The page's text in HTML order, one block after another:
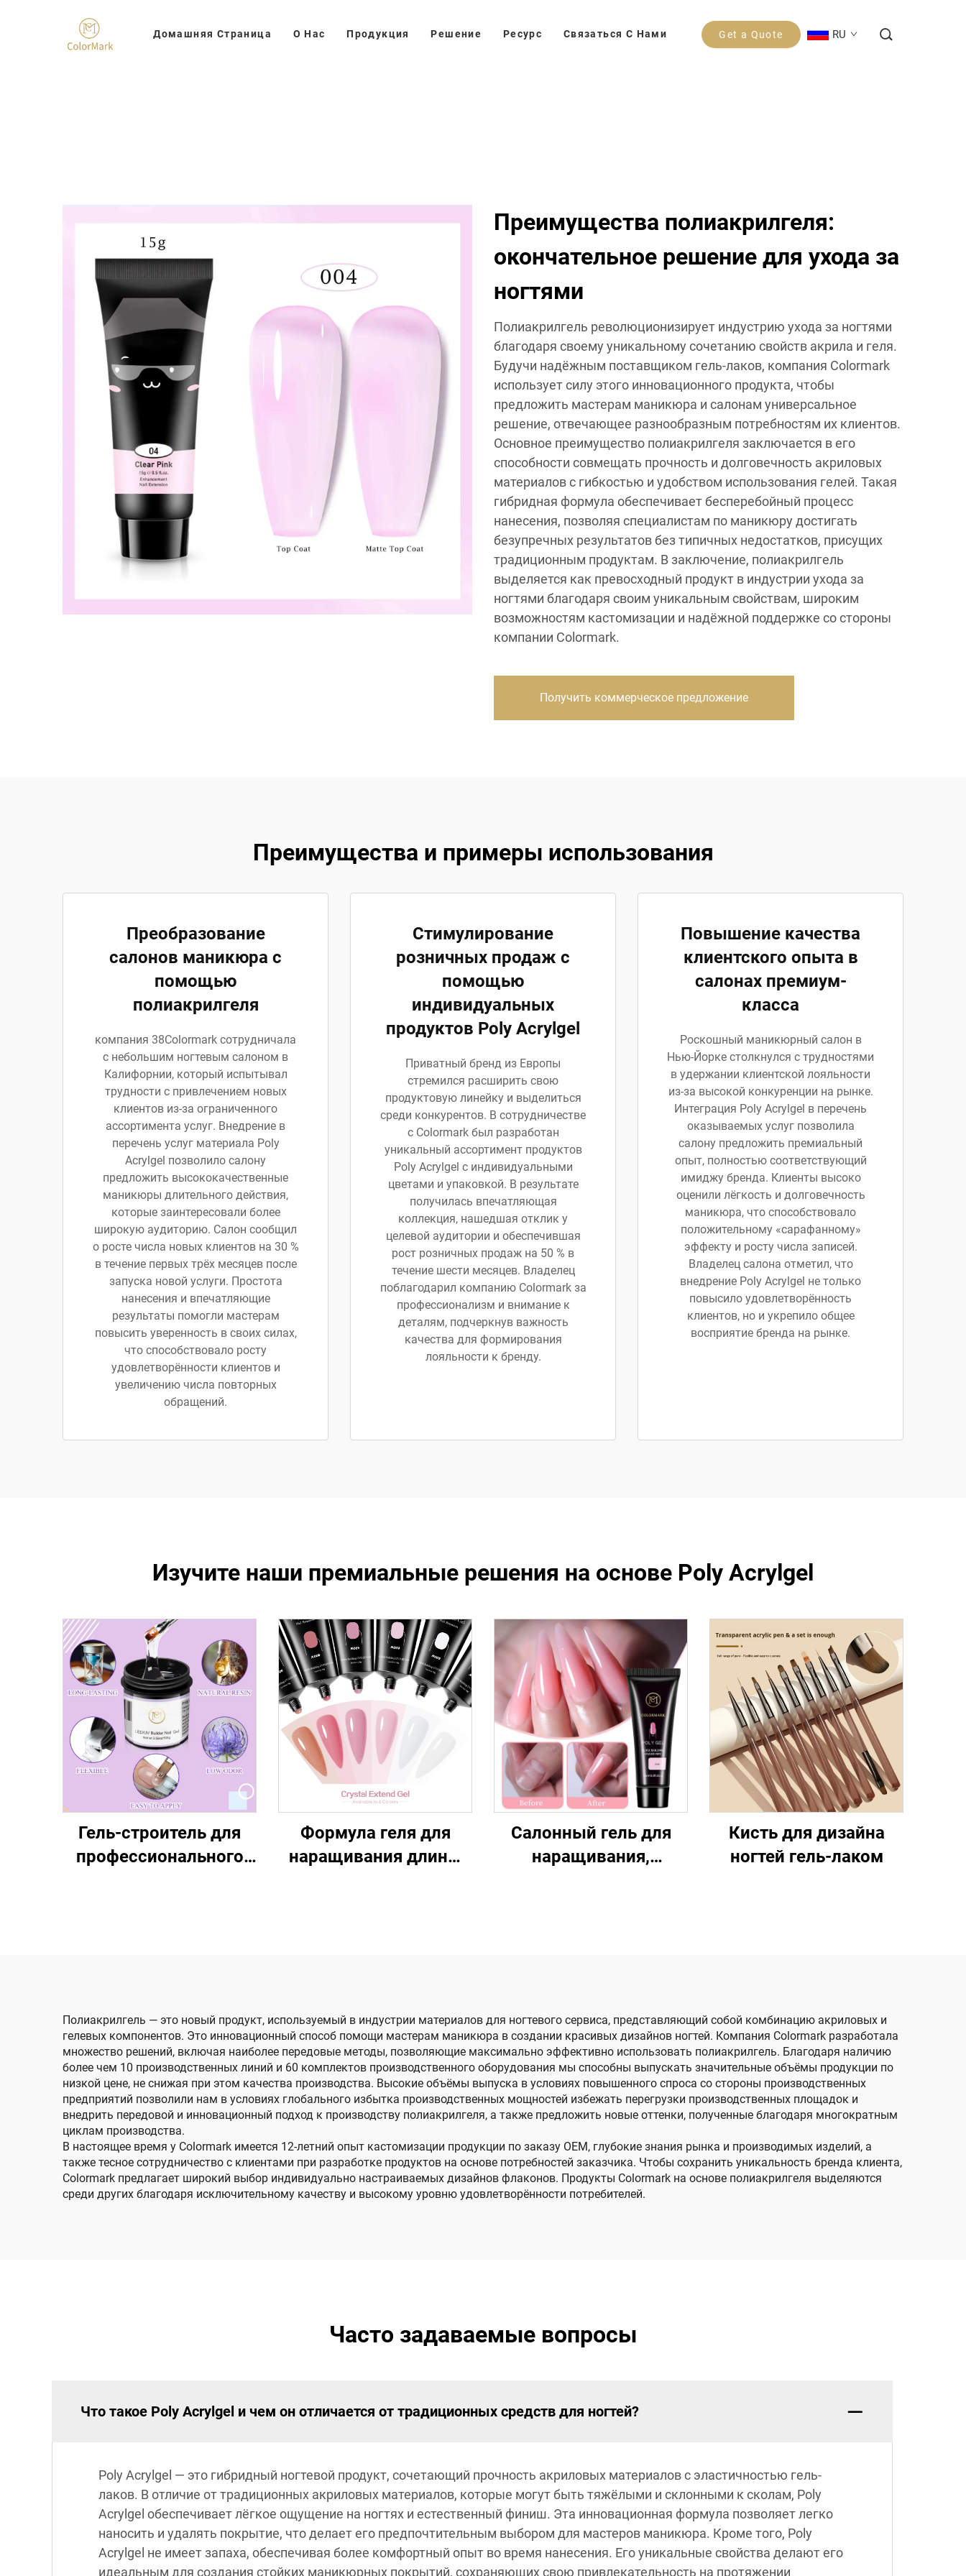
Домашняя Страница О Нас Продукция Решение Ресурс Связаться С Нами Get a Quote RU
Преимущества полиакрилгеля:
окончательное решение для ухода за
ногтями
Полиакрилгель революционизирует индустрию ухода за ногтями
благодаря своему уникальному сочетанию свойств акрила и геля.
Будучи надёжным поставщиком гель-лаков, компания Colormark
использует силу этого инновационного продукта, чтобы
предложить мастерам маникюра и салонам универсальное
решение, отвечающее разнообразным потребностям их клиентов.
Основное преимущество полиакрилгеля заключается в его
способности совмещать прочность и долговечность акриловых
материалов с гибкостью и удобством использования гелей. Такая
гибридная формула обеспечивает бесперебойный процесс
нанесения, позволяя специалистам по маникюру достигать
безупречных результатов без типичных недостатков, присущих
традиционным продуктам. В заключение, полиакрилгель
выделяется как превосходный продукт в индустрии ухода за
ногтями благодаря своим уникальным свойствам, широким
возможностям кастомизации и надёжной поддержке со стороны
компании Colormark.
Получить коммерческое предложение
Преимущества и примеры использования
Преобразование
салонов маникюра с
помощью
полиакрилгеля
компания 38Colormark сотрудничала
с небольшим ногтевым салоном в
Калифорнии, который испытывал
трудности с привлечением новых
клиентов из-за ограниченного
ассортимента услуг. Внедрение в
перечень услуг материала Poly
Acrylgel позволило салону
предложить высококачественные
маникюры длительного действия,
которые заинтересовали более
широкую аудиторию. Салон сообщил
о росте числа новых клиентов на 30 %
в течение первых трёх месяцев после
запуска новой услуги. Простота
нанесения и впечатляющие
результаты помогли мастерам
повысить уверенность в своих силах,
что способствовало росту
удовлетворённости клиентов и
увеличению числа повторных
обращений.
Стимулирование
розничных продаж с
помощью
индивидуальных
продуктов Poly Acrylgel
Приватный бренд из Европы
стремился расширить свою
продуктовую линейку и выделиться
среди конкурентов. В сотрудничестве
с Colormark был разработан
уникальный ассортимент продуктов
Poly Acrylgel с индивидуальными
цветами и упаковкой. В результате
получилась впечатляющая
коллекция, нашедшая отклик у
целевой аудитории и обеспечившая
рост розничных продаж на 50 % в
течение шести месяцев. Владелец
поблагодарил компанию Colormark за
профессионализм и внимание к
деталям, подчеркнув важность
качества для формирования
лояльности к бренду.
Повышение качества
клиентского опыта в
салонах премиум-
класса
Роскошный маникюрный салон в
Нью-Йорке столкнулся с трудностями
в удержании клиентской лояльности
из-за высокой конкуренции на рынке.
Интеграция Poly Acrylgel в перечень
оказываемых услуг позволила
салону предложить премиальный
опыт, полностью соответствующий
имиджу бренда. Клиенты высоко
оценили лёгкость и долговечность
маникюра, что способствовало
положительному «сарафанному»
эффекту и росту числа записей.
Владелец салона отметил, что
внедрение Poly Acrylgel не только
повысило удовлетворённость
клиентов, но и укрепило общее
восприятие бренда на рынке.
Изучите наши премиальные решения на основе Poly Acrylgel
Гель-строитель для
профессионального
Формула геля для
наращивания длины
Салонный гель для
наращивания,
Кисть для дизайна
ногтей гель-лаком
Полиакрилгель — это новый продукт, используемый в индустрии материалов для ногтевого сервиса, представляющий собой комбинацию акриловых и
гелевых компонентов. Это инновационный способ помощи мастерам маникюра в создании красивых дизайнов ногтей. Компания Colormark разработала
множество решений, включая наиболее передовые методы, позволяющие максимально эффективно использовать полиакрилгель. Благодаря наличию
более чем 10 производственных линий и 60 комплектов производственного оборудования мы способны выпускать значительные объёмы продукции по
низкой цене, не снижая при этом качества производства. Высокие объёмы выпуска в условиях повышенного спроса со стороны производственных
предприятий позволили нам в условиях глобального избытка производственных мощностей избежать перегрузки производственных площадок и
внедрить передовой и инновационный подход к производству полиакрилгеля, а также предложить новые оттенки, полученные благодаря многократным
циклам производства.
В настоящее время у Colormark имеется 12-летний опыт кастомизации продукции по заказу OEM, глубокие знания рынка и производимых изделий, а
также тесное сотрудничество с клиентами при разработке продуктов на основе потребностей заказчика. Чтобы сохранить уникальность бренда клиента,
Colormark предлагает широкий выбор индивидуально настраиваемых дизайнов флаконов. Продукты Colormark на основе полиакрилгеля выделяются
среди других благодаря исключительному качеству и высокому уровню удовлетворённости потребителей.
Часто задаваемые вопросы
Что такое Poly Acrylgel и чем он отличается от традиционных средств для ногтей?
Poly Acrylgel — это гибридный ногтевой продукт, сочетающий прочность акриловых материалов с эластичностью гель-
лаков. В отличие от традиционных акриловых материалов, которые могут быть тяжёлыми и склонными к сколам, Poly
Acrylgel обеспечивает лёгкое ощущение на ногтях и естественный финиш. Эта инновационная формула позволяет легко
наносить и удалять покрытие, что делает его предпочтительным выбором для мастеров маникюра. Кроме того, Poly
Acrylgel не имеет запаха, обеспечивая более комфортный опыт во время нанесения. Его уникальные свойства делают его
идеальным для создания стойких маникюрных покрытий, сохраняющих свою привлекательность на протяжении